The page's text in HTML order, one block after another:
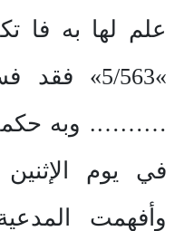
علم لها به فا
»5/563»
………. وبه
وأفهمت